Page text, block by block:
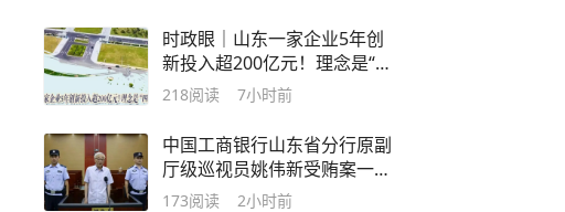
时政眼｜山东一家企业5年创
新投入超200亿元！理念是“四
舍得”：舍得投钱、舍得投
218阅读 7小时前
中国工商银行山东省分行原副
厅级巡视员姚伟新受贿案一审
公开宣判
173阅读 2小时前